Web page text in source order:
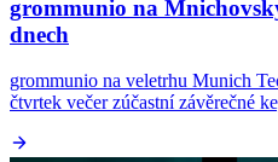
grommunio na
dnech
grommunio na veletrhu Munich
čtvrtek večer zúčastní závěrečné